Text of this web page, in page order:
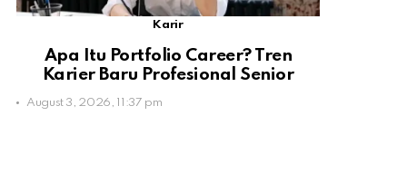
Karir
Apa Itu Portfolio Career? Tren
Karier Baru Profesional Senior
August 3, 2026, 11:37 pm